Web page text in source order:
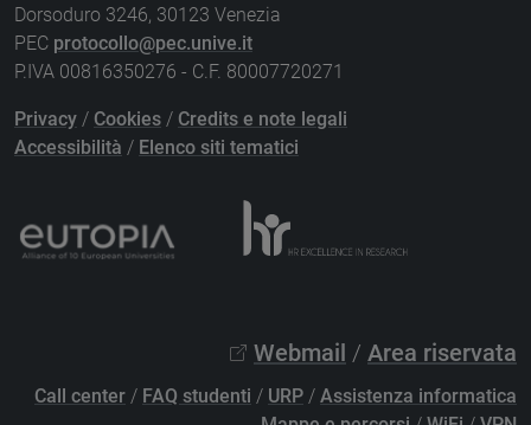
Dorsoduro 3246, 30123 Venezia
PEC protocollo@pec.unive.it
P.IVA 00816350276 - C.F. 80007720271
Privacy / Cookies / Credits e note legali
Accessibilità / Elenco siti tematici
Webmail / Area riservata
Call center / FAQ studenti / URP / Assistenza informatica